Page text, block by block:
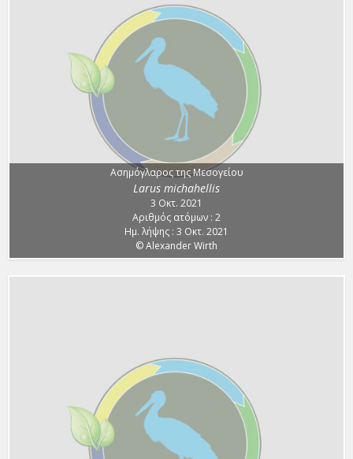
Ασημόγλαρος της Μεσογείου
Larus michahellis
3 Οκτ. 2021
Αριθμός ατόμων : 2
Ημ. λήψης : 3 Οκτ. 2021
© Alexander Wirth